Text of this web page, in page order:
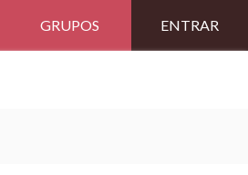
GRUPOS ENTRAR